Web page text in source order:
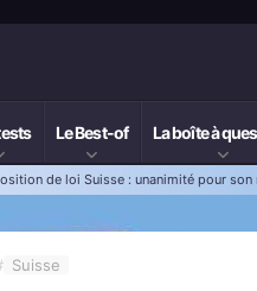
Le Best-of La boîte à
de loi Suisse : unanimité pour son
Suisse